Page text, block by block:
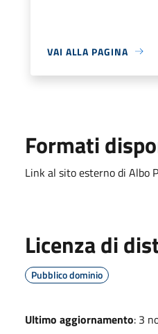
VAI ALLA PAGINA
Formati
Link al sito esterno di Albo
Licenza di
Pubblico dominio
Ultimo aggiornamento: 3